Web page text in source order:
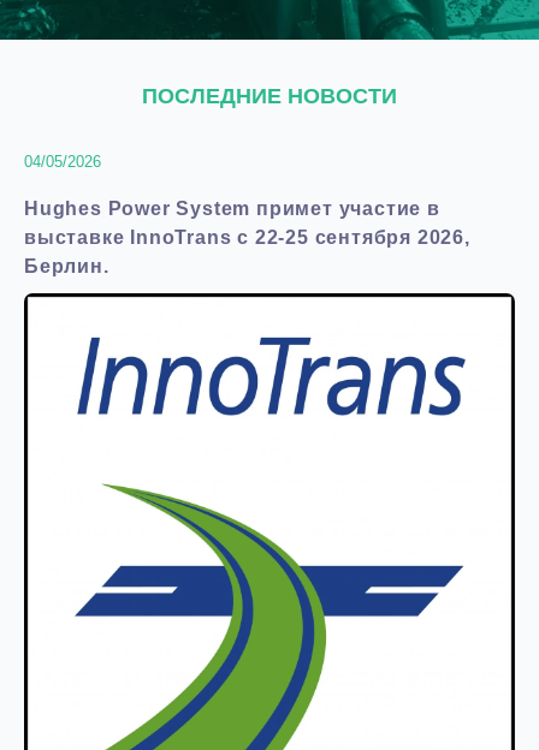
ПОСЛЕДНИЕ НОВОСТИ
04/05/2026
Hughes Power System примет участие в
выставке InnoTrans c 22-25 сентября 2026,
Берлин.